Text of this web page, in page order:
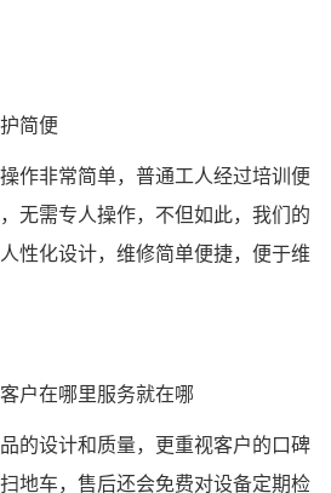
简便
作非常简单，普通工人经过培训便
无需专人操作，不但如此，我们的
性化设计，维修简单便捷，便于维
户在哪里服务就在哪
的设计和质量，更重视客户的口碑
地车，售后还会免费对设备定期检